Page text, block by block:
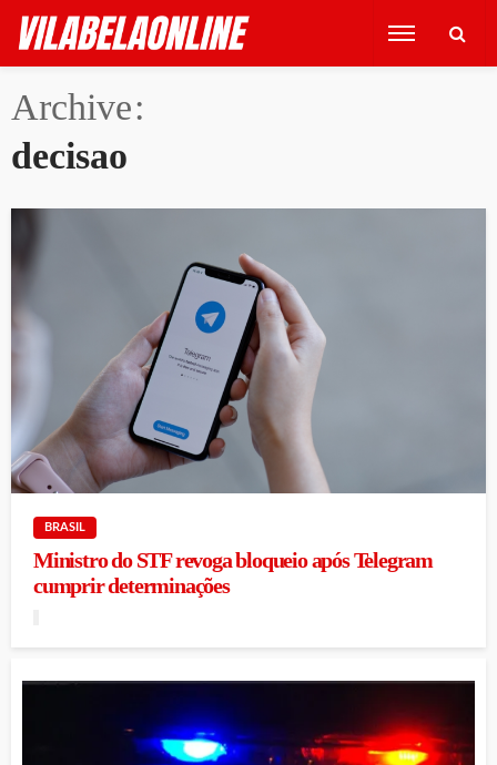
Archive
decisao
BRASIL
Ministro do STF revoga bloqueio após Telegram
cumprir determinações